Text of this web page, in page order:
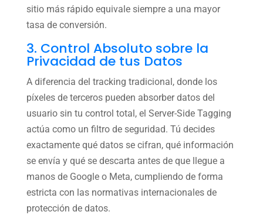
sitio más rápido equivale siempre a una mayor
tasa de conversión.
3. Control Absoluto sobre la
Privacidad de tus Datos
A diferencia del tracking tradicional, donde los
píxeles de terceros pueden absorber datos del
usuario sin tu control total, el Server-Side Tagging
actúa como un filtro de seguridad. Tú decides
exactamente qué datos se cifran, qué información
se envía y qué se descarta antes de que llegue a
manos de Google o Meta, cumpliendo de forma
estricta con las normativas internacionales de
protección de datos.